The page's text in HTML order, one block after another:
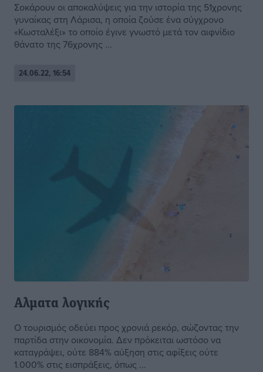
Σοκάρουν οι αποκαλύψεις για την ιστορία της 51χρονης
γυναίκας στη Λάρισα, η οποία ζούσε ένα σύγχρονο
«Κωσταλέξι» το οποίο έγινε γνωστό μετά τον αιφνίδιο
θάνατο της 76χρονης ...
24.06.22, 16:54
Αλματα λογικής
Ο τουρισμός οδεύει προς χρονιά ρεκόρ, σώζοντας την
παρτίδα στην οικονομία. Δεν πρόκειται ωστόσο να
καταγράψει, ούτε 884% αύξηση στις αφίξεις ούτε
1.000% στις εισπράξεις, όπως ...